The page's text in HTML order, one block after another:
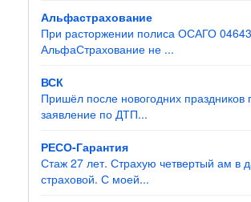
Альфастрахование
При расторжении полиса ОСАГО
АльфаСтрахование не ...
ВСК
Пришёл после новогодних праздников
заявление по ДТП...
РЕСО-Гарантия
Стаж 27 лет. Страхую четвертый ам в
страховой. С моей...